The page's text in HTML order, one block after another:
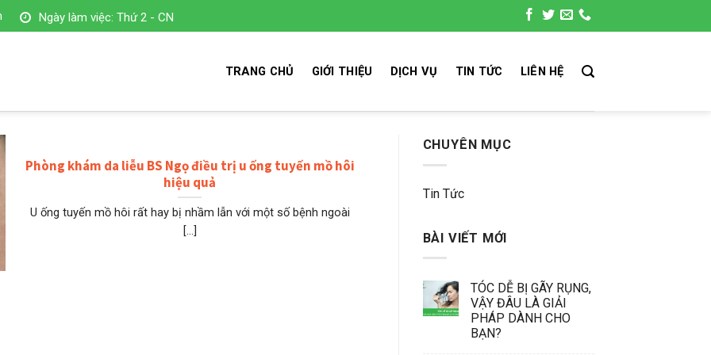
Ngày làm việc: Thứ 2 - CN
TRANG CHỦ GIỚI THIỆU DỊCH VỤ TIN TỨC LIÊN HỆ
Phòng khám da liễu BS Ngọ điều trị u ống tuyến mồ hôi
hiệu quả
U ống tuyến mồ hôi rất hay bị nhầm lẫn với một số bệnh ngoài
[...]
CHUYÊN MỤC
Tin Tức
BÀI VIẾT MỚI
TÓC DỄ BỊ GÃY RỤNG,
VẬY ĐÂU LÀ GIẢI
PHÁP DÀNH CHO
BẠN?